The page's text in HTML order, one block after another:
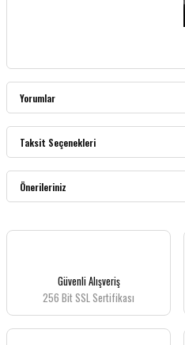
Yorumlar
Bu ürüne ilk
Taksit Seçenekleri
Önerileriniz
Bu ürünün fiyat bilgisi, resim, ürün
Ürün resmi kalitesiz, bozuk veya
Güvenli Alışveriş
256 Bit SSL Sertifikası